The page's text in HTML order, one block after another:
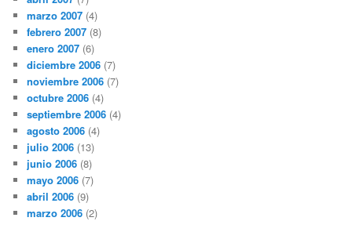
marzo 2007 (4)
febrero 2007 (8)
enero 2007 (6)
diciembre 2006 (7)
noviembre 2006 (7)
octubre 2006 (4)
septiembre 2006 (4)
agosto 2006 (4)
julio 2006 (13)
junio 2006 (8)
mayo 2006 (7)
abril 2006 (9)
marzo 2006 (2)